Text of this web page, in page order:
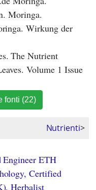
Moringa.
Wirkung der
The Nutrient
Volume 1 Issue
fonti (22)
Nutrienti>
ETH
Certified
Herbalist